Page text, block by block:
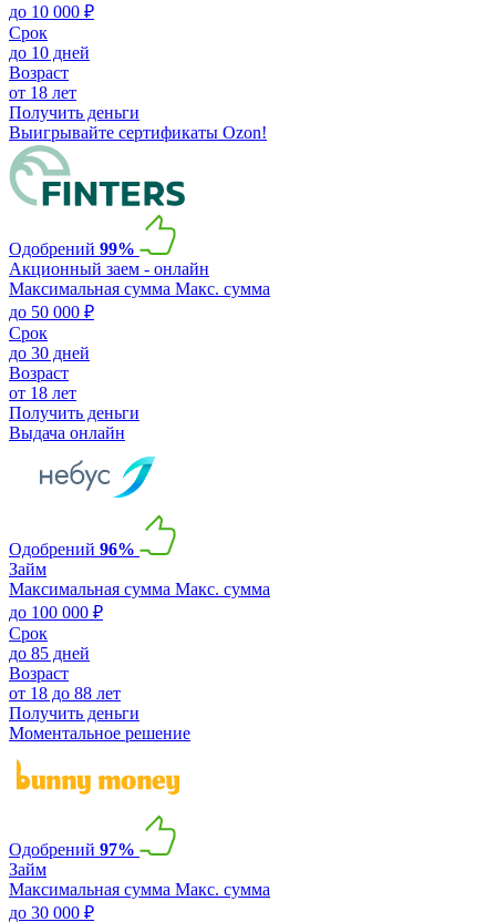
до 10 000 ₽
Срок
до 10 дней
Возраст
от 18 лет
Получить деньги
Выигрывайте сертификаты Ozon!
Одобрений 99%
Акционный заем - онлайн
Максимальная сумма Макс. сумма
до 50 000 ₽
Срок
до 30 дней
Возраст
от 18 лет
Получить деньги
Выдача онлайн
Одобрений 96%
Займ
Максимальная сумма Макс. сумма
до 100 000 ₽
Срок
до 85 дней
Возраст
от 18 до 88 лет
Получить деньги
Моментальное решение
Одобрений 97%
Займ
Максимальная сумма Макс. сумма
до 30 000 ₽